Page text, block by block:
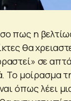
πως η
θα
σε
Το μοίρασμα
όπως λέει